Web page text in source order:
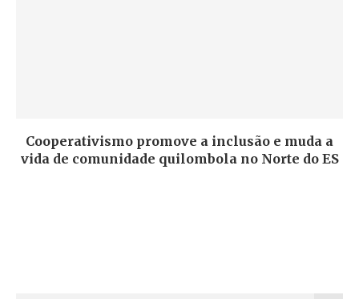
Cooperativismo promove a inclusão e muda a
vida de comunidade quilombola no Norte do ES